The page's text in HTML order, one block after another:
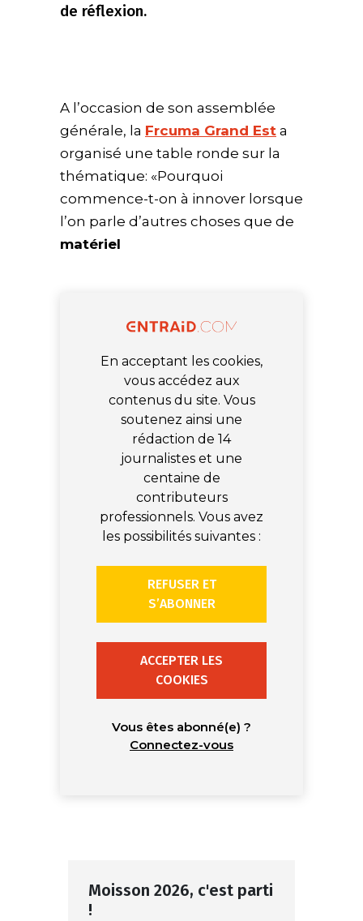
de réflexion.
A l’occasion de son assemblée
générale, la Frcuma Grand Est a
organisé une table ronde sur la
thématique: «Pourquoi
commence-t-on à innover lorsque
l’on parle d’autres choses que de
matériel
En acceptant les cookies,
vous accédez aux
contenus du site. Vous
soutenez ainsi une
rédaction de 14
journalistes et une
centaine de
contributeurs
professionnels. Vous avez
les possibilités suivantes :
REFUSER ET
S’ABONNER
ACCEPTER LES
COOKIES
Vous êtes abonné(e) ?
Connectez-vous
Moisson 2026, c'est parti
!